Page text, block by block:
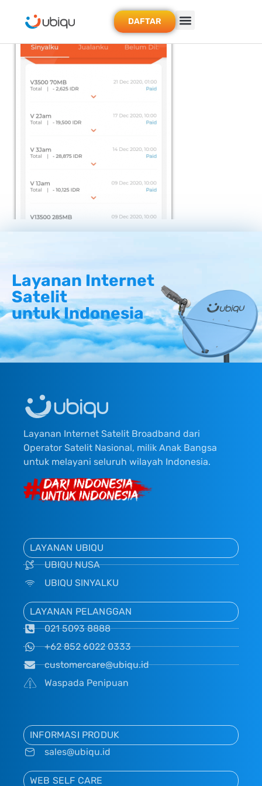
DAFTAR
Layanan Internet
Satelit
untuk Indonesia
Layanan Internet Satelit Broadband dari
Operator Satelit Nasional, milik Anak Bangsa
untuk melayani seluruh wilayah Indonesia.
LAYANAN UBIQU
UBIQU NUSA
UBIQU SINYALKU
LAYANAN PELANGGAN
021 5093 8888
+62 852 6022 0333
customercare@ubiqu.id
Waspada Penipuan
INFORMASI PRODUK
sales@ubiqu.id
WEB SELF CARE